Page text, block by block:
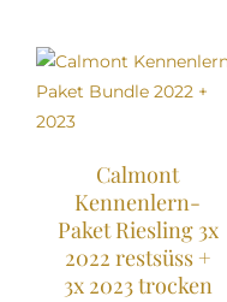
Calmont
Kennenlern-
Paket Riesling 3x
2022 restsüss +
3x 2023 trocken